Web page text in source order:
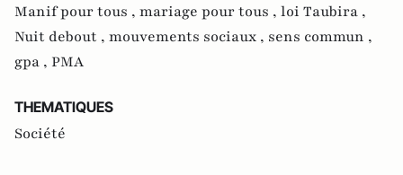
Manif pour tous , mariage pour tous , loi Taubira ,
Nuit debout , mouvements sociaux , sens commun ,
gpa , PMA
THEMATIQUES
Société